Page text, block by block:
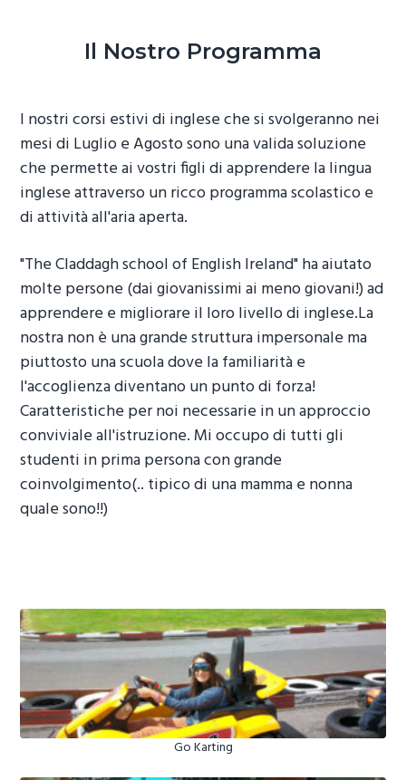
Il Nostro Programma
I nostri corsi estivi di inglese che si svolgeranno nei
mesi di Luglio e Agosto sono una valida soluzione
che permette ai vostri figli di apprendere la lingua
inglese attraverso un ricco programma scolastico e
di attività all'aria aperta.
"The Claddagh school of English Ireland" ha aiutato
molte persone (dai giovanissimi ai meno giovani!) ad
apprendere e migliorare il loro livello di inglese.La
nostra non è una grande struttura impersonale ma
piuttosto una scuola dove la familiarità e
l'accoglienza diventano un punto di forza!
Caratteristiche per noi necessarie in un approccio
conviviale all'istruzione. Mi occupo di tutti gli
studenti in prima persona con grande
coinvolgimento(.. tipico di una mamma e nonna
quale sono!!)
Go Karting